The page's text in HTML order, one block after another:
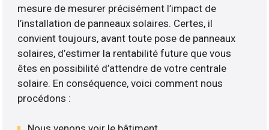
mesure de mesurer précisément l’impact de
l’installation de panneaux solaires. Certes, il
convient toujours, avant toute pose de panneaux
solaires, d’estimer la rentabilité future que vous
êtes en possibilité d’attendre de votre centrale
solaire. En conséquence, voici comment nous
procédons :